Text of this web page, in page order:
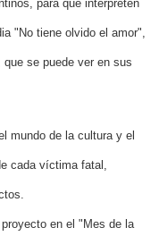
para que interpreten
"No tiene olvido el amor",
se puede ver en sus
mundo de la cultura y el
cada víctima fatal,
en el "Mes de la